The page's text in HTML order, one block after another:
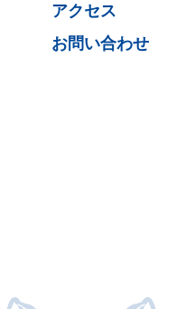
アクセス
お問い合わせ